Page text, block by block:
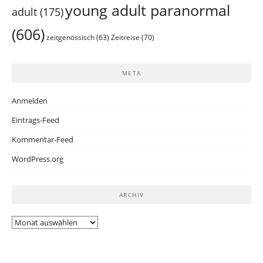
adult (175)young adult paranormal
(606) zeitgenössisch (63) Zeitreise (70)
META
Anmelden
Eintrags-Feed
Kommentar-Feed
WordPress.org
ARCHIV
Archiv